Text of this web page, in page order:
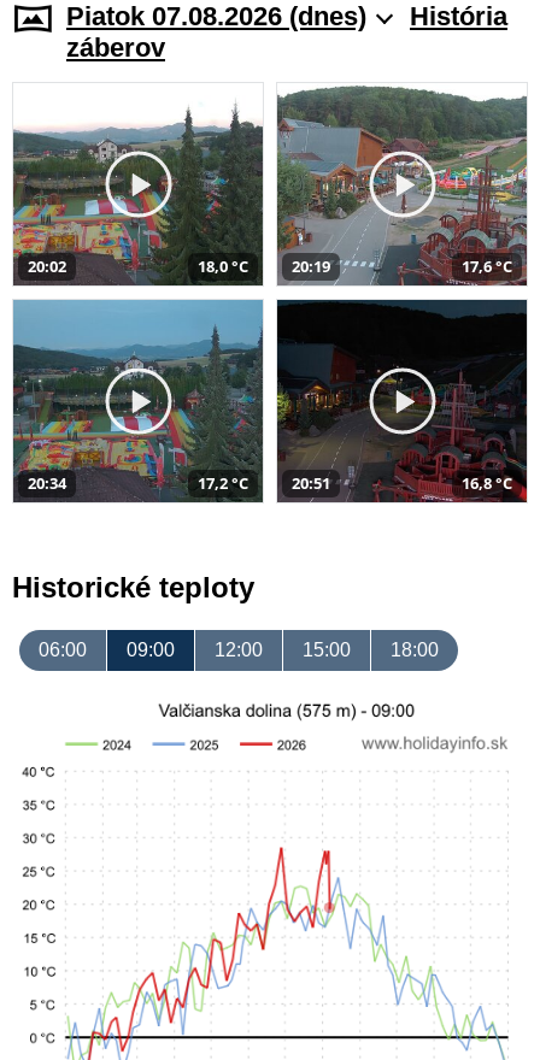
Piatok 07.08.2026 (dnes)
História
záberov
20:02 18,0 °C 20:19 17,6 °C
20:34 17,2 °C 20:51 16,8 °C
Historické teploty
06:00 09:00 12:00 15:00 18:00